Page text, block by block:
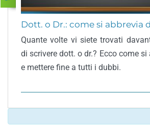
Dott. o Dr.: come si abbrevia
Quante volte vi siete trovati
di scrivere dott. o dr.? Ecco come
e mettere fine a tutti i dubbi.